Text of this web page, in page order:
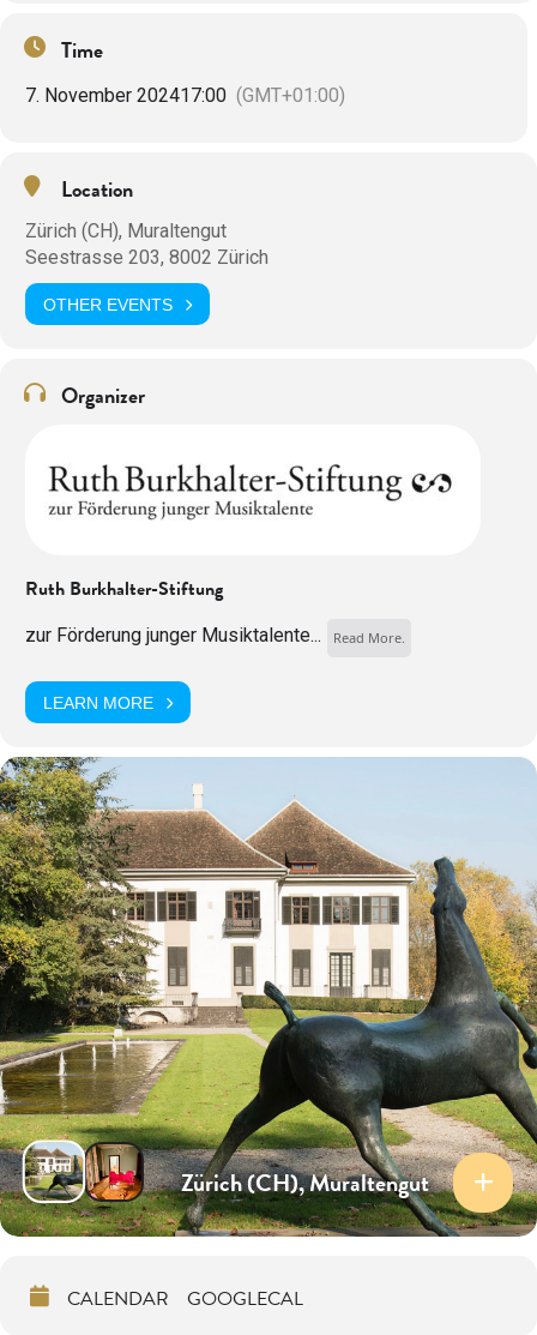
Time
7. November 202417:00 (GMT+01:00)
Location
Zürich (CH), Muraltengut
Seestrasse 203, 8002 Zürich
OTHER EVENTS
Organizer
Ruth Burkhalter-Stiftung
zur Förderung junger Musiktalente... Read More.
LEARN MORE
Zürich (CH), Muraltengut
CALENDAR GOOGLECAL